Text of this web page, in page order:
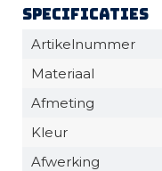
Specificaties
Artikelnummer
Materiaal
Afmeting
Kleur
Afwerking